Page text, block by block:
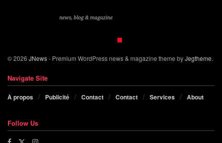
© 2026 JNews- Premium WordPress news & magazine theme byJegtheme.
Navigate Site
À propos Publicité Contact Contact Services About
Follow Us